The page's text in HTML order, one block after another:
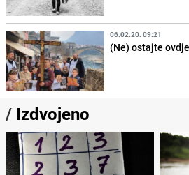
06.02.20. 09:21
(Ne) ostajte ovdje
/ Izdvojeno